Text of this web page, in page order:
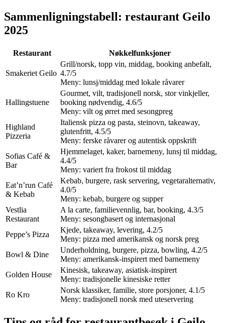
Sammenligningstabell: restaurant Geilo
2025
Restaurant Nøkkelfunksjoner
Smakeriet Geilo
Grill/norsk, topp vin, middag, booking anbefalt,
4.7/5
Meny: lunsj/middag med lokale råvarer
Hallingstuene
Gourmet, vilt, tradisjonell norsk, stor vinkjeller,
booking nødvendig, 4.6/5
Meny: vilt og ørret med sesongpreg
Highland
Pizzeria
Italiensk pizza og pasta, steinovn, takeaway,
glutenfritt, 4.5/5
Meny: ferske råvarer og autentisk oppskrift
Sofias Café &
Bar
Hjemmelaget, kaker, barnemeny, lunsj til middag,
4.4/5
Meny: variert fra frokost til middag
Eat’n’run Café
& Kebab
Kebab, burgere, rask servering, vegetaralternativ,
4.0/5
Meny: kebab, burgere og supper
Vestlia
Restaurant
A la carte, familievennlig, bar, booking, 4.3/5
Meny: sesongbasert og internasjonal
Peppe’s Pizza
Kjede, takeaway, levering, 4.2/5
Meny: pizza med amerikansk og norsk preg
Bowl & Dine
Underholdning, burgere, pizza, bowling, 4.2/5
Meny: amerikansk-inspirert med barnemeny
Golden House
Kinesisk, takeaway, asiatisk-inspirert
Meny: tradisjonelle kinesiske retter
Ro Kro
Norsk klassiker, familie, store porsjoner, 4.1/5
Meny: tradisjonell norsk med uteservering